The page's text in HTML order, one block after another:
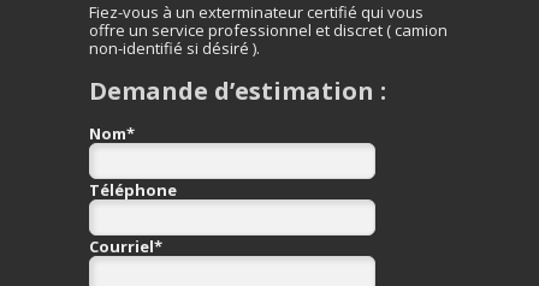
Fiez-vous à un exterminateur certifié qui vous
offre un service professionnel et discret ( camion
non-identifié si désiré ).
Demande d’estimation :
Nom*
Téléphone
Courriel*